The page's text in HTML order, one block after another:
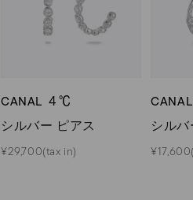
CANAL ４℃
シルバー ピアス
¥29,700(tax in)
シル